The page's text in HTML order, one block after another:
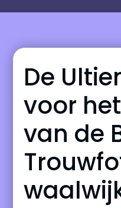
De
voor
van de